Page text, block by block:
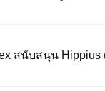
คุณ และถ่ายเซลฟี่เ
สนับสนุน Hippius